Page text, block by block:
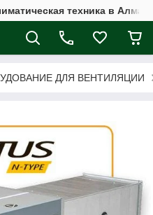
техника в
ДЛЯ ВЕНТИЛЯЦИИ